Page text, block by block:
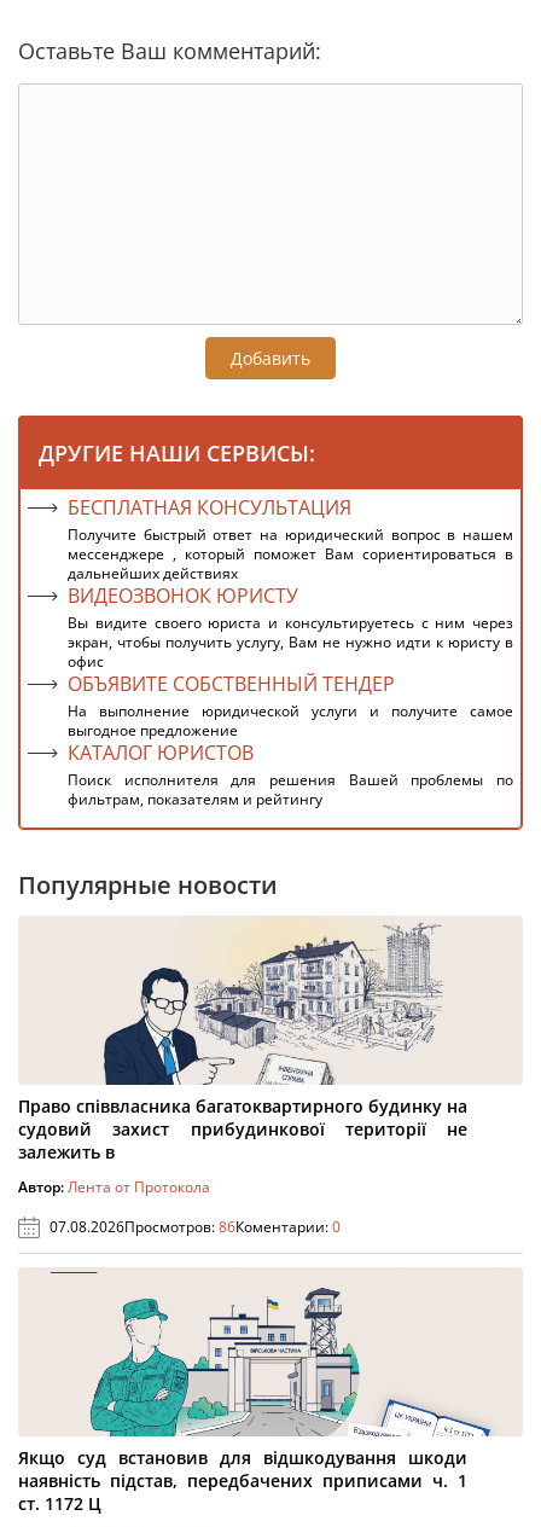
Оставьте Ваш комментарий:
Добавить
ДРУГИЕ НАШИ СЕРВИСЫ:
БЕСПЛАТНАЯ КОНСУЛЬТАЦИЯ
Получите быстрый ответ на юридический вопрос в нашем
мессенджере , который поможет Вам сориентироваться в
дальнейших действиях
ВИДЕОЗВОНОК ЮРИСТУ
Вы видите своего юриста и консультируетесь с ним через
экран, чтобы получить услугу, Вам не нужно идти к юристу в
офис
ОБЪЯВИТЕ СОБСТВЕННЫЙ ТЕНДЕР
На выполнение юридической услуги и получите самое
выгодное предложение
КАТАЛОГ ЮРИСТОВ
Поиск исполнителя для решения Вашей проблемы по
фильтрам, показателям и рейтингу
Популярные новости
Право співвласника багатоквартирного будинку на
судовий захист прибудинкової території не
залежить в
Автор:Лента от Протокола
07.08.2026Просмотров:86Коментарии:0
Якщо суд встановив для відшкодування шкоди
наявність підстав, передбачених приписами ч. 1
ст. 1172 Ц